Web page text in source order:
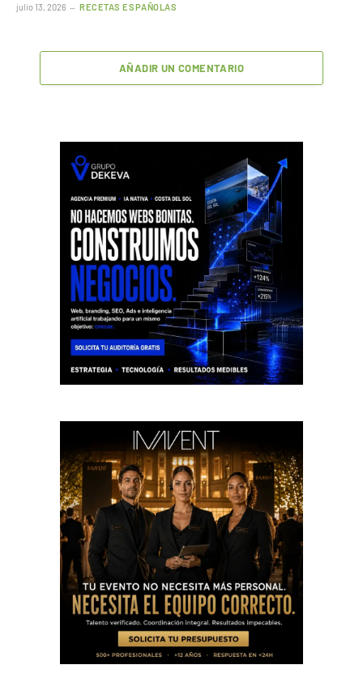
julio 13, 2026 RECETAS ESPAÑOLAS
AÑADIR UN COMENTARIO